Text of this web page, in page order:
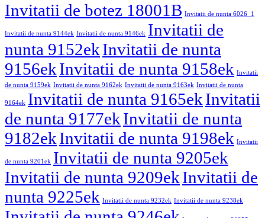
Invitatii de botez 18001B Invitatii de nunta 6026_1
Invitatii de nunta 9144ek Invitatii de nunta 9146ek Invitatii de
nunta 9152ekInvitatii de nunta
9156ekInvitatii de nunta 9158ek Invitatii
de nunta 9159ek Invitatii de nunta 9162ek Invitatii de nunta 9163ek Invitatii de nunta
9164ek Invitatii de nunta 9165ekInvitatii
de nunta 9177ekInvitatii de nunta
9182ekInvitatii de nunta 9198ek Invitatii
de nunta 9201ek Invitatii de nunta 9205ek
Invitatii de nunta 9209ekInvitatii de
nunta 9225ek Invitatii de nunta 9232ek Invitatii de nunta 9238ek